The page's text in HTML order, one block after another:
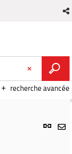
recherche avancée
Lien